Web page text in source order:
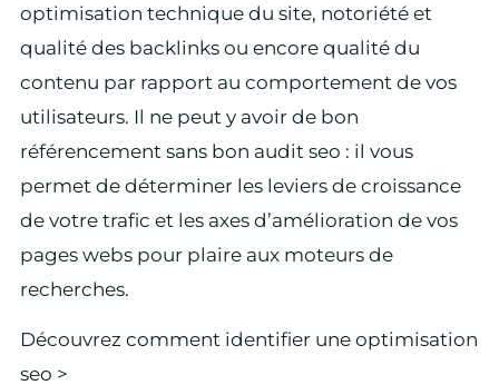
optimisation technique du site, notoriété et
qualité des backlinks ou encore qualité du
contenu par rapport au comportement de vos
utilisateurs. Il ne peut y avoir de bon
référencement sans bon audit seo : il vous
permet de déterminer les leviers de croissance
de votre trafic et les axes d’amélioration de vos
pages webs pour plaire aux moteurs de
recherches.
Découvrez comment identifier une optimisation
seo >